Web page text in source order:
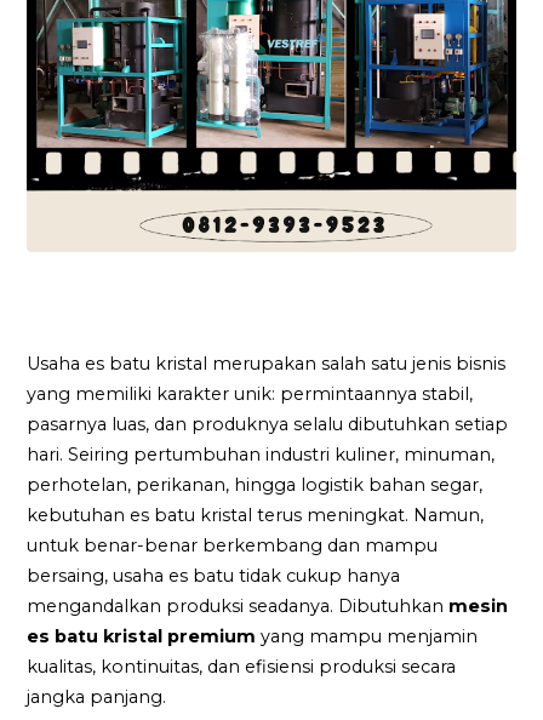
Usaha es batu kristal merupakan salah satu jenis bisnis
yang memiliki karakter unik: permintaannya stabil,
pasarnya luas, dan produknya selalu dibutuhkan setiap
hari. Seiring pertumbuhan industri kuliner, minuman,
perhotelan, perikanan, hingga logistik bahan segar,
kebutuhan es batu kristal terus meningkat. Namun,
untuk benar-benar berkembang dan mampu
bersaing, usaha es batu tidak cukup hanya
mengandalkan produksi seadanya. Dibutuhkan mesin
es batu kristal premium yang mampu menjamin
kualitas, kontinuitas, dan efisiensi produksi secara
jangka panjang.